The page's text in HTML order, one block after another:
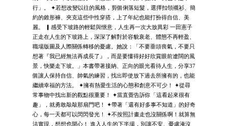
行」。 ✦若想改變以往的風格，剪個俐落短髮，選擇扣領襯衫、簡
約的錐形褲、夾克這些中性穿搭，上了年紀也能打扮得自信、美
麗。 ▎感受下坡路的輕鬆與愜意，人生再一次大放異彩 一田憲子
正走在人生的下坡路上，深深了解對於容貌衰老、體態不再輕盈、
職場版圖及人際關係轉移的憂慮。她說：「不要垂頭喪氣，不要只
想著『我已經無法再成長了』，而是要懂得好好欣賞眼前遼闊的風
景，快樂走下坡。」本書帶著接納、正向的眼光看待人生，分享37
個讓人保持自信、帥氣的練習，找出即使放下過去所擁有的，也能
繼續幸福的方法。 ✦擁有熱愛生活的心態和創意不可少！ ✦從尋
常事物中找出新的觀點很重要！ ✦當直覺告訴你「這看起來很有
趣」，就勇敢敲敲那扇門吧！ ✦帶著「還有好多事不知道」的好奇
心，每一天都可以閃閃發光！ ✦不按照計畫走也沒關係啊！就算無
法實現，想想也開心！ 進入人生的下半場，別讓不安、憂慮淹沒